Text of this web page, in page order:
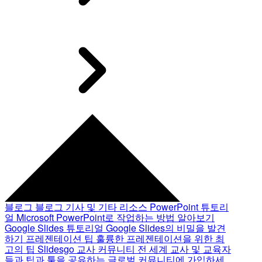
블로그 블로그 기사 및 기타 리소스 PowerPoint 튜토리
얼 Microsoft PowerPoint로 작업하는 방법 알아보기
Google Slides 튜토리얼 Google Slides의 비밀을 발견
하기 프레젠테이션 팁 훌륭한 프레젠테이션을 위한 최
고의 팁 Slidesgo 교사 커뮤니티 전 세계 교사 및 교육자